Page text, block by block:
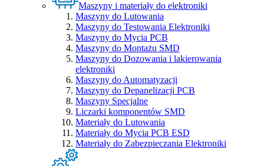
Maszyny i materiały do elektroniki
Maszyny do Lutowania
Maszyny do Testowania Elektroniki
Maszyny do Mycia PCB
Maszyny do Montażu SMD
Maszyny do Dozowania i lakierowania
elektroniki
Maszyny do Automatyzacji
Maszyny do Depanelizacji PCB
Maszyny Specjalne
Liczarki komponentów SMD
Materiały do Lutowania
Materiały do Mycia PCB ESD
Materiały do Zabezpieczania Elektroniki